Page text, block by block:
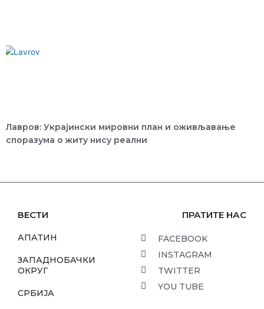
Лавров: Украјински мировни план и оживљавање
споразума о житу нису реални
ВЕСТИ
АПАТИН
ЗАПАДНОБАЧКИ
ОКРУГ
СРБИЈА
ПРАТИТЕ НАС
FACEBOOK
INSTAGRAM
TWITTER
YOU TUBE